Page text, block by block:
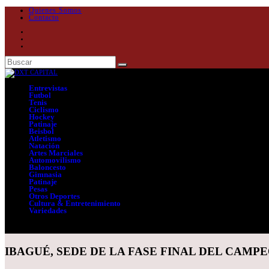
Quienes Somos
Contacto
Entrevistas
Futbol
Tenis
Ciclismo
Hockey
Patinaje
Beisbol
Atletismo
Natación
Artes Marciales
Automovilismo
Baloncesto
Gimnasia
Patinaje
Pesas
Otros Deportes
Cultura & Entretenimiento
Variedades
IBAGUÉ, SEDE DE LA FASE FINAL DEL